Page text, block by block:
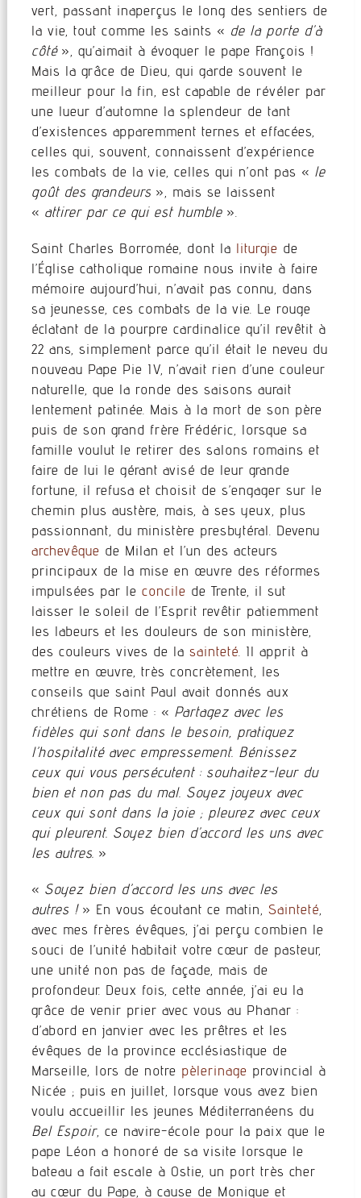
vert, passant inaperçus le long des sentiers de
la vie, tout comme les saints « de la porte d’à
côté», qu’aimait à évoquer le pape François !
Mais la grâce de Dieu, qui garde souvent le
meilleur pour la fin, est capable de révéler par
une lueur d’automne la splendeur de tant
d’existences apparemment ternes et effacées,
celles qui, souvent, connaissent d’expérience
les combats de la vie, celles qui n’ont pas « le
goût des grandeurs », mais se laissent
« attirer par ce qui est humble».
Saint Charles Borromée, dont la liturgie de
l’Église catholique romaine nous invite à faire
mémoire aujourd’hui, n’avait pas connu, dans
sa jeunesse, ces combats de la vie. Le rouge
éclatant de la pourpre cardinalice qu’il revêtit à
22 ans, simplement parce qu’il était le neveu du
nouveau Pape Pie IV, n’avait rien d’une couleur
naturelle, que la ronde des saisons aurait
lentement patinée. Mais à la mort de son père
puis de son grand frère Frédéric, lorsque sa
famille voulut le retirer des salons romains et
faire de lui le gérant avisé de leur grande
fortune, il refusa et choisit de s’engager sur le
chemin plus austère, mais, à ses yeux, plus
passionnant, du ministère presbytéral. Devenu
archevêque de Milan et l’un des acteurs
principaux de la mise en œuvre des réformes
impulsées par le concile de Trente, il sut
laisser le soleil de l’Esprit revêtir patiemment
les labeurs et les douleurs de son ministère,
des couleurs vives de la sainteté . Il apprit à
mettre en œuvre, très concrètement, les
conseils que saint Paul avait donnés aux
chrétiens de Rome : « Partagez avec les
fidèles qui sont dans le besoin, pratiquez
l’hospitalité avec empressement. Bénissez
ceux qui vous persécutent : souhaitez-leur du
bien et non pas du mal. Soyez joyeux avec
ceux qui sont dans la joie ; pleurez avec ceux
qui pleurent. Soyez bien d’accord les uns avec
les autres. »
« Soyez bien d’accord les uns avec les
autres !» En vous écoutant ce matin, Sainteté
avec mes frères évêques, j’ai perçu combien le
souci de l’unité habitait votre cœur de pasteur,
une unité non pas de façade, mais de
profondeur. Deux fois, cette année, j’ai eu la
grâce de venir prier avec vous au Phanar :
d’abord en janvier avec les prêtres et les
évêques de la province ecclésiastique de
Marseille, lors de notre pèlerinage provincial à
Nicée ; puis en juillet, lorsque vous avez bien
voulu accueillir les jeunes Méditerranéens du
Bel Espoir, ce navire-école pour la paix que le
pape Léon a honoré de sa visite lorsque le
bateau a fait escale à Ostie, un port très cher
au cœur du Pape, à cause de Monique et